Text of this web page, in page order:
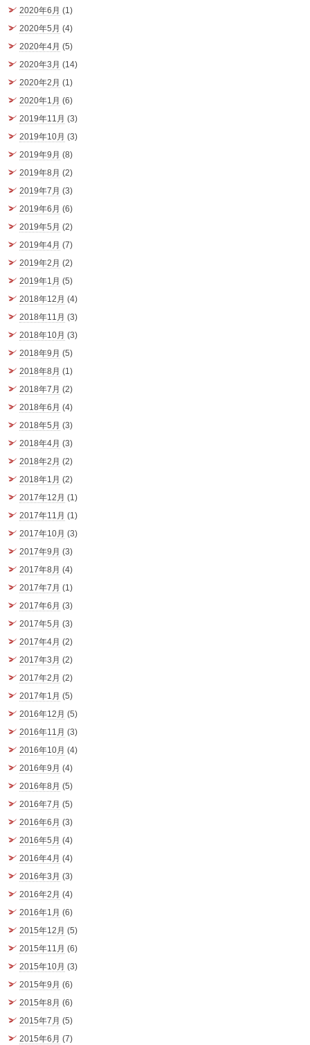
2020年6月 (1)
2020年5月 (4)
2020年4月 (5)
2020年3月 (14)
2020年2月 (1)
2020年1月 (6)
2019年11月 (3)
2019年10月 (3)
2019年9月 (8)
2019年8月 (2)
2019年7月 (3)
2019年6月 (6)
2019年5月 (2)
2019年4月 (7)
2019年2月 (2)
2019年1月 (5)
2018年12月 (4)
2018年11月 (3)
2018年10月 (3)
2018年9月 (5)
2018年8月 (1)
2018年7月 (2)
2018年6月 (4)
2018年5月 (3)
2018年4月 (3)
2018年2月 (2)
2018年1月 (2)
2017年12月 (1)
2017年11月 (1)
2017年10月 (3)
2017年9月 (3)
2017年8月 (4)
2017年7月 (1)
2017年6月 (3)
2017年5月 (3)
2017年4月 (2)
2017年3月 (2)
2017年2月 (2)
2017年1月 (5)
2016年12月 (5)
2016年11月 (3)
2016年10月 (4)
2016年9月 (4)
2016年8月 (5)
2016年7月 (5)
2016年6月 (3)
2016年5月 (4)
2016年4月 (4)
2016年3月 (3)
2016年2月 (4)
2016年1月 (6)
2015年12月 (5)
2015年11月 (6)
2015年10月 (3)
2015年9月 (6)
2015年8月 (6)
2015年7月 (5)
2015年6月 (7)